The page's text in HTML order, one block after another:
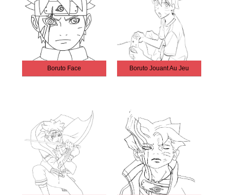
Boruto Face Boruto Jouant Au Jeu